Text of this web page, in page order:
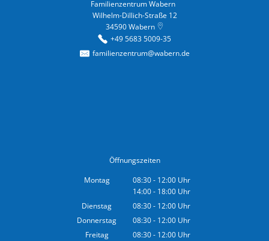
Familienzentrum Wabern
Wilhelm-Dillich-Straße 12
34590 Wabern
+49 5683 5009-35
familienzentrum@wabern.de
Öffnungszeiten
Montag
08:30- 12:00 Uhr
Von 08:30 bis 12:00 Uhr
14:00- 18:00 Uhr
Von 14:00 bis 18:00 Uhr
Dienstag 08:30- 12:00 Uhr
Von 08:30 bis 12:00 Uhr
Donnerstag 08:30- 12:00 Uhr
Von 08:30 bis 12:00 Uhr
Freitag 08:30- 12:00 Uhr